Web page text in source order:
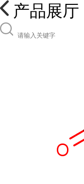
产品展厅